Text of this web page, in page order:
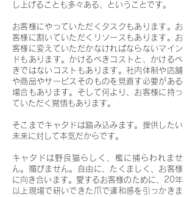
し上げることも多々ある、ということです。
お客様にやっていただくタスクもあります。お
客様に割いていただくリソースもあります。お
客様に変えていただかなければならないマイン
ドもあります。かけるべきコストと、かけるべ
きではないコストもあります。社内体制や店舗
や商品やサービスそのものを見直す必要がある
場合もあります。そして何より、お客様に持っ
ていただく覚悟もあります。
そこまでキャタドは踏み込みます。提供したい
未来に対して本気だからです。
キャタドは野良猫らしく、檻に捕らわれませ
ん。媚びません。自由に、たくましく、お客様
に向き合います。愛するお客様のために、20年
以上現場で研いできた爪で違和感を引っかきま